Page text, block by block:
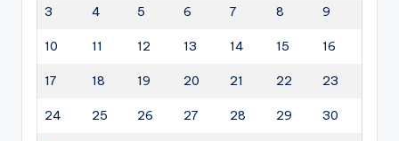
3 4 5 6 7 8 9
10 11 12 13 14 15 16
17 18 19 20 21 22 23
24 25 26 27 28 29 30